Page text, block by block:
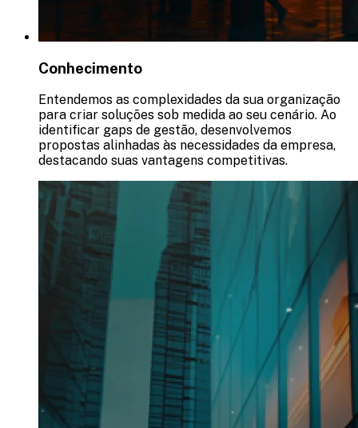
Conhecimento
Entendemos as complexidades da sua organização
para criar soluções sob medida ao seu cenário. Ao
identificar gaps de gestão, desenvolvemos
propostas alinhadas às necessidades da empresa,
destacando suas vantagens competitivas.